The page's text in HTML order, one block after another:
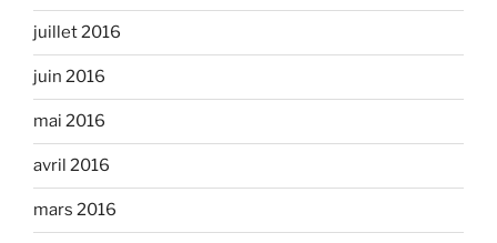
juillet 2016
juin 2016
mai 2016
avril 2016
mars 2016